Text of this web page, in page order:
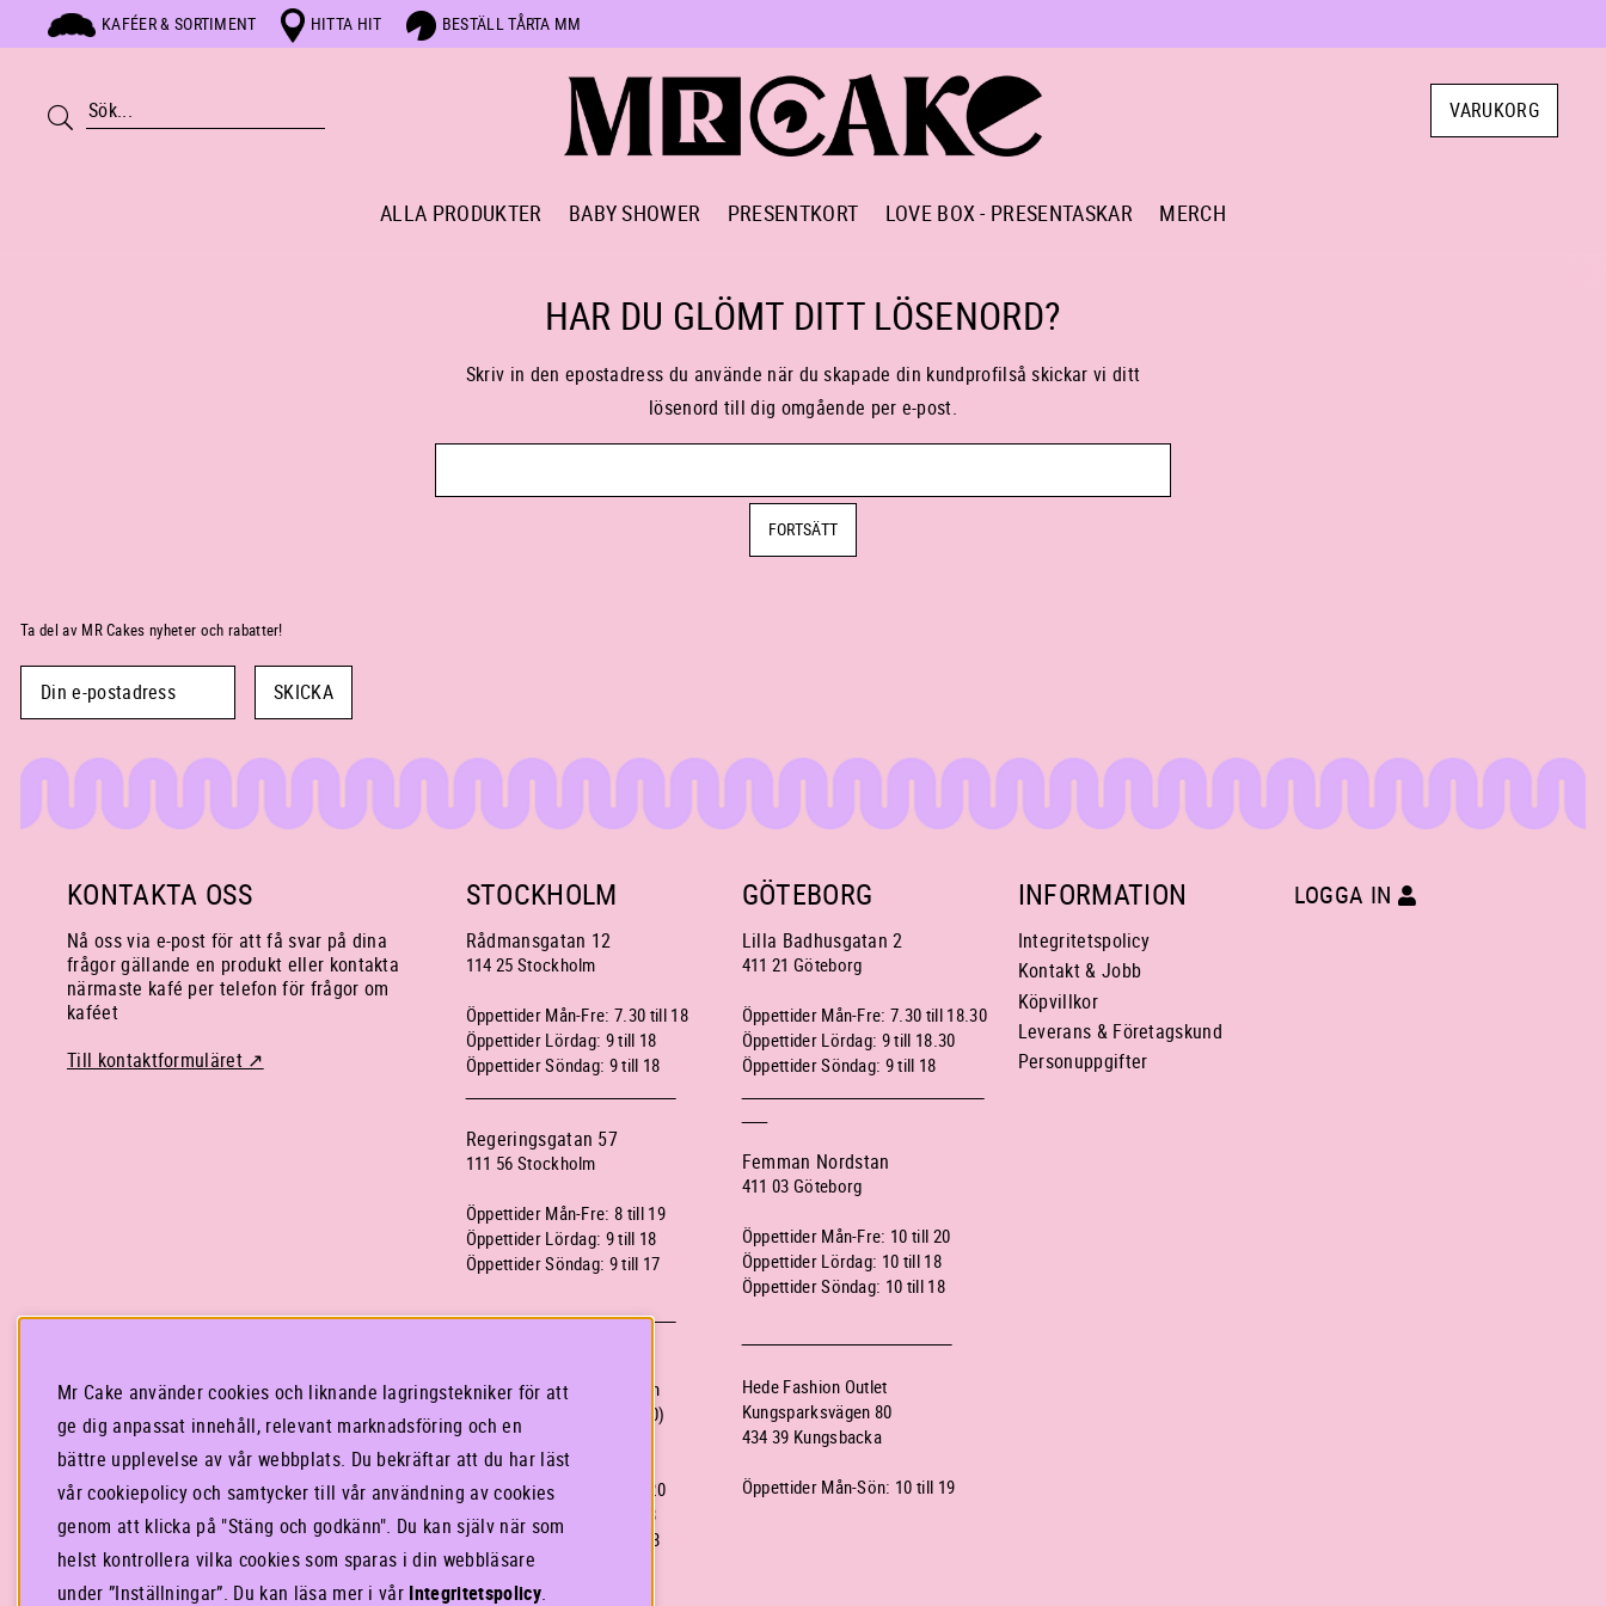
KAFÉER & SORTIMENT HITTA HIT BESTÄLL TÅRTA MM
VARUKORG
ALLA PRODUKTER BABY SHOWER PRESENTKORT LOVE BOX - PRESENTASKAR MERCH
HAR DU GLÖMT DITT LÖSENORD?
Skriv in den epostadress du använde när du skapade din kundprofilså skickar vi ditt
lösenord till dig omgående per e-post.
FORTSÄTT
Ta del av MR Cakes nyheter och rabatter!
SKICKA
KONTAKTA OSS
Nå oss via e-post för att få svar på dina
frågor gällande en produkt eller kontakta
närmaste kafé per telefon för frågor om
kaféet
Till kontaktformuläret ↗
STOCKHOLM
Rådmansgatan 12
114 25 Stockholm
Öppettider Mån-Fre: 7.30 till 18
Öppettider Lördag: 9 till 18
Öppettider Söndag: 9 till 18
Regeringsgatan 57
111 56 Stockholm
Öppettider Mån-Fre: 8 till 19
Öppettider Lördag: 9 till 18
Öppettider Söndag: 9 till 17
Stockholms Centralstation
Centralplan 1(nära spår 10)
111 20 Stockholm
Öppettider Mån-Fre: 8 till 20
Öppettider Lördag: 9 till 18
Öppettider Söndag: 9 till 18
GÖTEBORG
Lilla Badhusgatan 2
411 21 Göteborg
Öppettider Mån-Fre: 7.30 till 18.30
Öppettider Lördag: 9 till 18.30
Öppettider Söndag: 9 till 18
Femman Nordstan
411 03 Göteborg
Öppettider Mån-Fre: 10 till 20
Öppettider Lördag: 10 till 18
Öppettider Söndag: 10 till 18
Hede Fashion Outlet
Kungsparksvägen 80
434 39 Kungsbacka
Öppettider Mån-Sön: 10 till 19
INFORMATION
Integritetspolicy
Kontakt & Jobb
Köpvillkor
Leverans & Företagskund
Personuppgifter
LOGGA IN
Mr Cake använder cookies och liknande lagringstekniker för att
ge dig anpassat innehåll, relevant marknadsföring och en
bättre upplevelse av vår webbplats. Du bekräftar att du har läst
vår cookiepolicy och samtycker till vår användning av cookies
genom att klicka på "Stäng och godkänn". Du kan själv när som
helst kontrollera vilka cookies som sparas i din webbläsare
under ”Inställningar”. Du kan läsa mer i vår Integritetspolicy.